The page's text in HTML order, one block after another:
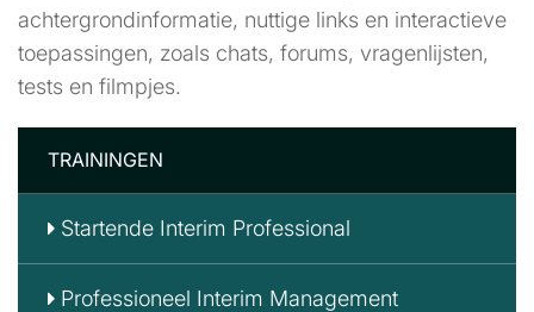
achtergrondinformatie, nuttige links en interactieve
toepassingen, zoals chats, forums, vragenlijsten,
tests en filmpjes.
TRAININGEN
Startende Interim Professional
Professioneel Interim Management